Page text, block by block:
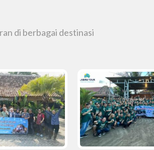
di berbagai destinasi